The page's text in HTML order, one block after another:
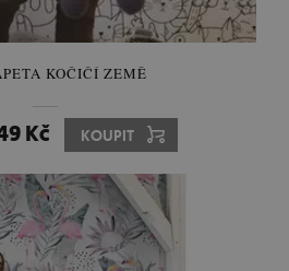
KOČIČÍ ZEMĚ
Kč KOUPIT